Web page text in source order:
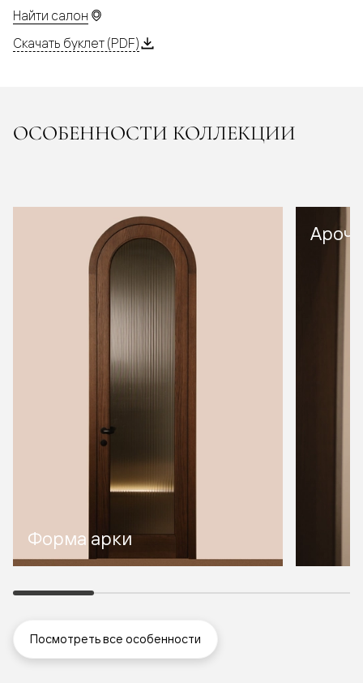
Найти салон
Скачать буклет (PDF)
ОСОБЕННОСТИ КОЛЛЕКЦИИ
Форма арки
Посмотреть все особенности